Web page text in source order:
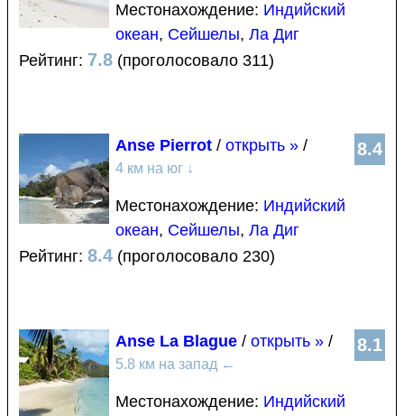
Местонахождение: Индийский
океан, Сейшелы, Ла Диг
Рейтинг: 7.8 (проголосовало 311)
8.4
Anse Pierrot / открыть » /
4 км на юг ↓
Местонахождение: Индийский
океан, Сейшелы, Ла Диг
Рейтинг: 8.4 (проголосовало 230)
8.1
Anse La Blague / открыть » /
5.8 км на запад ←
Местонахождение: Индийский